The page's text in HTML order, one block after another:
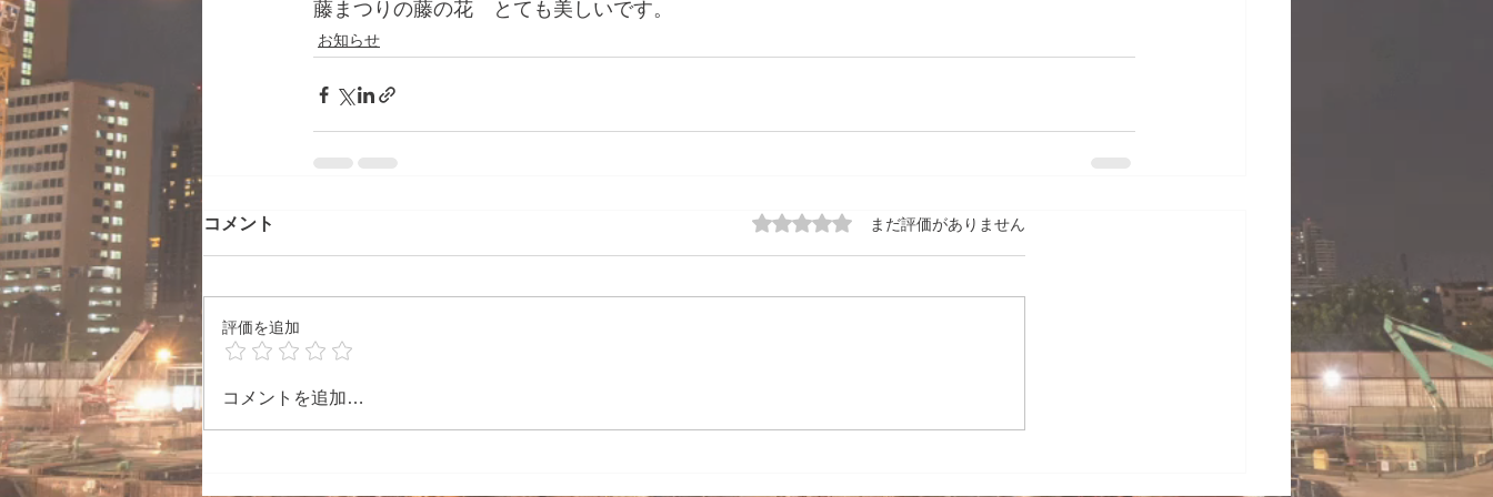
藤まつりの藤の花　とても美しいです。
お知らせ
コメント 5つ星のうち0と評価されています。
まだ評価がありません
評価を追加
コメントを追加…